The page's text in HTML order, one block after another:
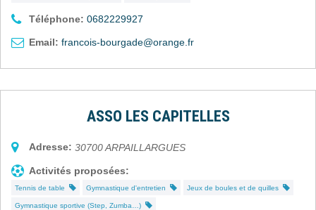
Téléphone: 0682229927
Email: francois-bourgade@orange.fr
ASSO LES CAPITELLES
Adresse: 30700ARPAILLARGUES
Activités proposées:
Tennis de table Gymnastique d'entretien Jeux de boules et de quilles
Gymnastique sportive (Step, Zumba…)